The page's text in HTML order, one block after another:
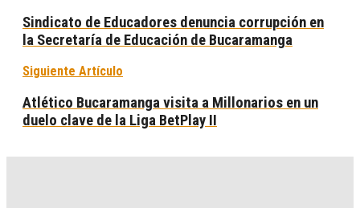
Sindicato de Educadores denuncia corrupción en
la Secretaría de Educación de Bucaramanga
Siguiente Artículo
Atlético Bucaramanga visita a Millonarios en un
duelo clave de la Liga BetPlay II